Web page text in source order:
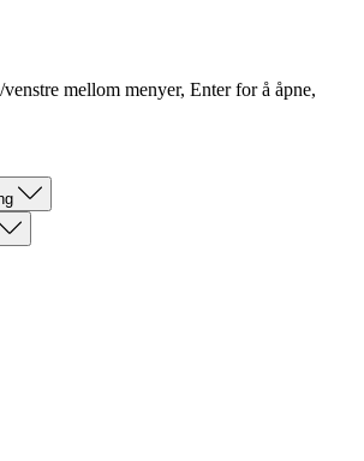
mellom menyer, Enter for å åpne,